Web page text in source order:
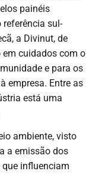
painéis
sul-
a Divinut, de
em cuidados com o
e para os
empresa. Entre as
está uma
ambiente, visto
a emissão dos
influenciam